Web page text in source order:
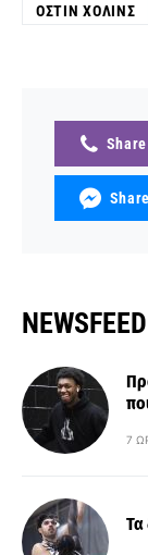
ΌΣΤΙΝ ΧΌΛΙΝΣ
Share
Share
NEWSFEED
7
Τα